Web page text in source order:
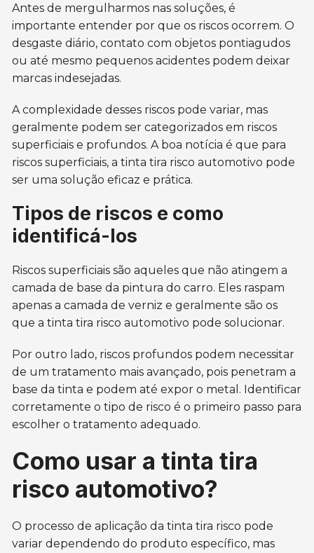
Antes de mergulharmos nas soluções, é
importante entender por que os riscos ocorrem. O
desgaste diário, contato com objetos pontiagudos
ou até mesmo pequenos acidentes podem deixar
marcas indesejadas.
A complexidade desses riscos pode variar, mas
geralmente podem ser categorizados em riscos
superficiais e profundos. A boa notícia é que para
riscos superficiais, a tinta tira risco automotivo pode
ser uma solução eficaz e prática.
Tipos de riscos e como
identificá-los
Riscos superficiais são aqueles que não atingem a
camada de base da pintura do carro. Eles raspam
apenas a camada de verniz e geralmente são os
que a tinta tira risco automotivo pode solucionar.
Por outro lado, riscos profundos podem necessitar
de um tratamento mais avançado, pois penetram a
base da tinta e podem até expor o metal. Identificar
corretamente o tipo de risco é o primeiro passo para
escolher o tratamento adequado.
Como usar a tinta tira
risco automotivo?
O processo de aplicação da tinta tira risco pode
variar dependendo do produto específico, mas